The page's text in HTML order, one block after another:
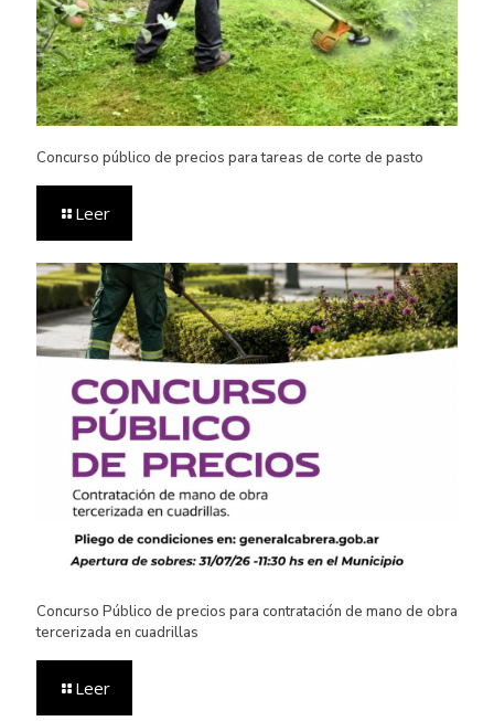
Concurso público de precios para tareas de corte de pasto
Leer
Concurso Público de precios para contratación de mano de obra
tercerizada en cuadrillas
Leer